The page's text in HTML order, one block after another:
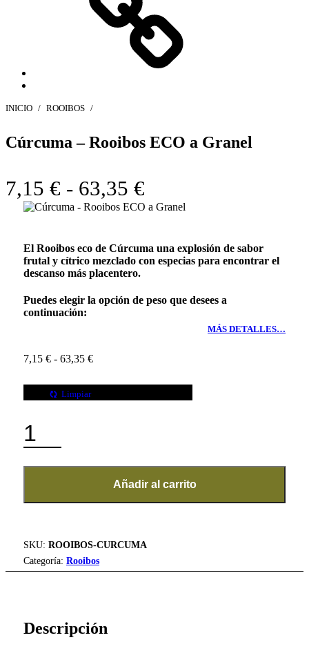
INICIO / ROOIBOS /
Cúrcuma – Rooibos ECO a Granel
7,15 € - 63,35 €
de
desde
hasta
63,35 €
El Rooibos eco de Cúrcuma una explosión de sabor
frutal y cítrico mezclado con especias para encontrar el
descanso más placentero.
Puedes elegir la opción de peso que desees a
continuación:
MÁS DETALLES…
7,15 € - 63,35 €Rango
precios:
Limpiar
CÚRCUMA
ROOIBOS
A
Añadir al carrito
SKU: ROOIBOS-CURCUMA
Categoría: Rooibos
Descripción